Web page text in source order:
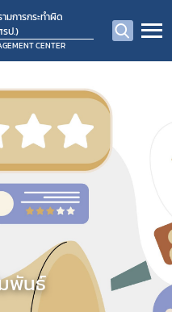
มการกระทำผิด
ป.)
CENTER
พันธ์